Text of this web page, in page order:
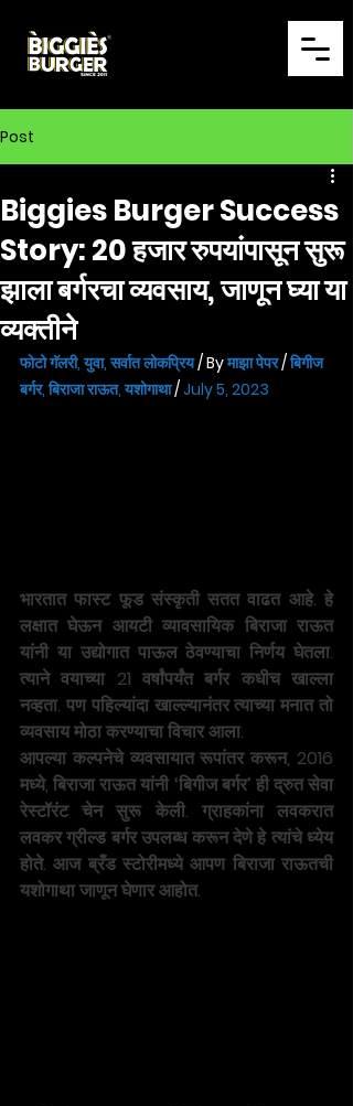
Post
Biggies Burger Success
Story: 20 हजार रुपयांपासून सुरू
झाला बर्गरचा व्यवसाय, जाणून घ्या या
व्यक्तीने
फोटो गॅलरी, युवा, सर्वात लोकप्रिय / By माझा पेपर / बिगीज
बर्गर, बिराजा राऊत, यशोगाथा / July 5, 2023
भारतात फास्ट फूड संस्कृती सतत वाढत आहे. हे
लक्षात घेऊन आयटी व्यावसायिक बिराजा राऊत
यांनी या उद्योगात पाऊल ठेवण्याचा निर्णय घेतला.
त्याने वयाच्या 21 वर्षांपर्यंत बर्गर कधीच खाल्ला
नव्हता. पण पहिल्यांदा खाल्ल्यानंतर त्याच्या मनात तो
व्यवसाय मोठा करण्याचा विचार आला.
आपल्या कल्पनेचे व्यवसायात रूपांतर करून, 2016
मध्ये, बिराजा राऊत यांनी ‘बिगीज बर्गर’ ही द्रुत सेवा
रेस्टॉरंट चेन सुरू केली. ग्राहकांना लवकरात
लवकर ग्रील्ड बर्गर उपलब्ध करून देणे हे त्यांचे ध्येय
होते. आज ब्रँड स्टोरीमध्ये आपण बिराजा राऊतची
यशोगाथा जाणून घेणार आहोत.